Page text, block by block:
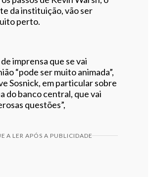
da instituição, vão ser
perto.
imprensa que se vai
“pode ser muito animada”,
Sosnick, em particular sobre
do banco central, que vai
questões”,
A LER APÓS A PUBLICIDADE